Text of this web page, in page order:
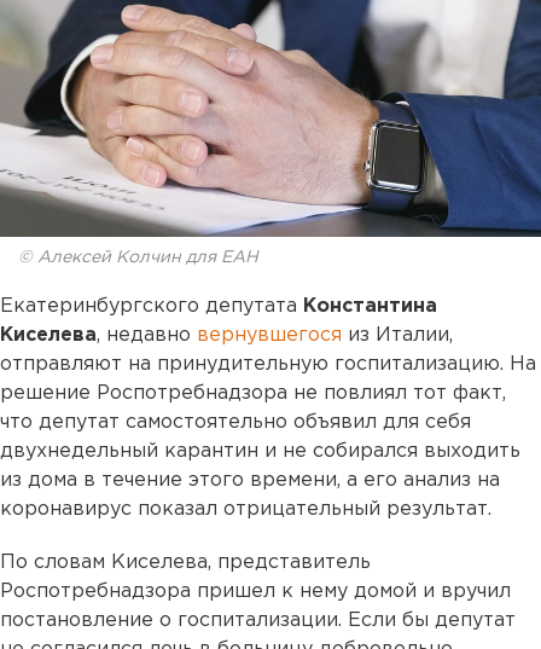
© Алексей Колчин для ЕАН
Екатеринбургского депутата Константина
Киселева, недавно вернувшегося из Италии,
отправляют на принудительную госпитализацию. На
решение Роспотребнадзора не повлиял тот факт,
что депутат самостоятельно объявил для себя
двухнедельный карантин и не собирался выходить
из дома в течение этого времени, а его анализ на
коронавирус показал отрицательный результат.
По словам Киселева, представитель
Роспотребнадзора пришел к нему домой и вручил
постановление о госпитализации. Если бы депутат